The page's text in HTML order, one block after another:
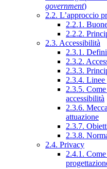
government)
2.2. L’approccio
2.2.1.
2.2.2.
2.3. Accessibilità
2.3.1.
2.3.2.
2.3.3.
2.3.4. Linee
2.3.5.
accessibilità
2.3.6.
attuazione
2.3.7.
2.3.8.
2.4. Privacy
2.4.1.